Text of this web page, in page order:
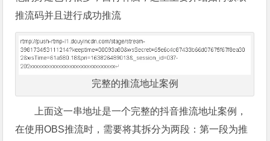
推流码并且进行成功推流
完整的推流地址案例
上面这一串地址是一个完整的抖音推流地址案例，
在使用OBS推流时，需要将其拆分为两段：第一段为推